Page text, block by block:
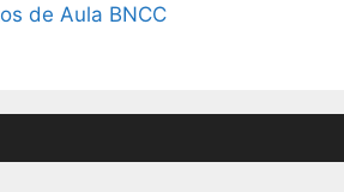
de Aula BNCC